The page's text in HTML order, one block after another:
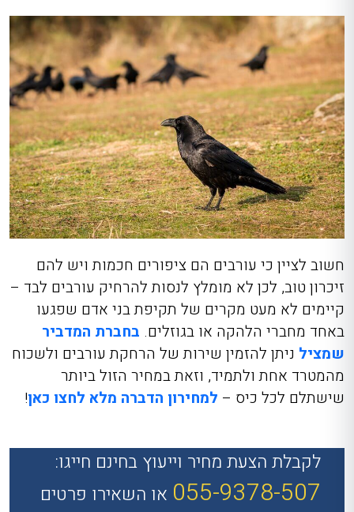
חשוב לציין כי עורבים הם ציפורים חכמות ויש להם
זיכרון טוב, לכן לא מומלץ לנסות להרחיק עורבים לבד –
קיימים לא מעט מקרים של תקיפת בני אדם שפגעו
באחד מחברי הלהקה או בגוזלים. בחברת המדביר
שמציל ניתן להזמין שירות של הרחקת עורבים ולשכוח
מהמטרד אחת ולתמיד, וזאת במחיר הזול ביותר
שישתלם לכל כיס – למחירון הדברה מלא לחצו כאן!
לקבלת הצעת מחיר וייעוץ בחינם חייגו:
055-9378-507 או השאירו פרטים